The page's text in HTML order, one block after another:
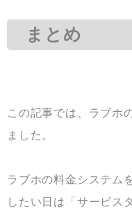
まとめ
この記事では、ラブホ
ました。
ラブホの料金システム
したい日は「サービス